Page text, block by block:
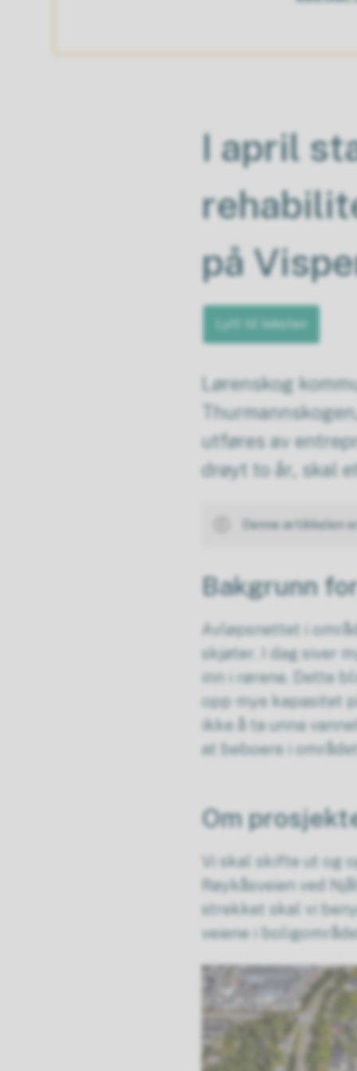
I april
på
Lytt til teksten
Lørenskog
utføres av
drøyt to år, skal
Denne artikkelen
Bakgrunn
Avløpsnettet i
skjøter. I dag siver
inn i rørene. Dette
opp mye kapasitet
ikke å ta unna
at beboere i
Om
Vi skal skifte ut og
Røykåsveien ved
strekket skal vi
veiene i